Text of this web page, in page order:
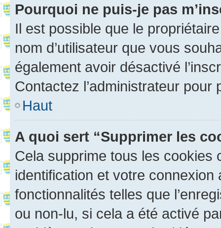
Pourquoi ne puis-je pas
Il est possible que le
nom d’utilisateur que vous
également avoir désactivé
Contactez l’administrateur
Haut
A quoi sert “Supprimer les
Cela supprime tous les cookies
identification et votre
fonctionnalités telles que
ou non-lu, si cela a été activé